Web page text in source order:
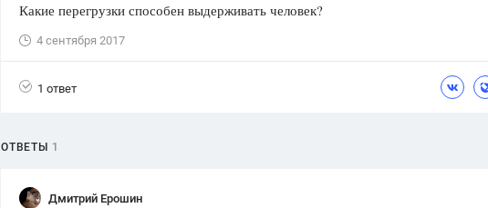
ФИПИ
1752 ответа
Разумовская М.М.,
Какие перегрузки способен выдерживать человек?
4 сентября 2017
1 ответ
ОТВЕТЫ 1
Дмитрий Ерошин